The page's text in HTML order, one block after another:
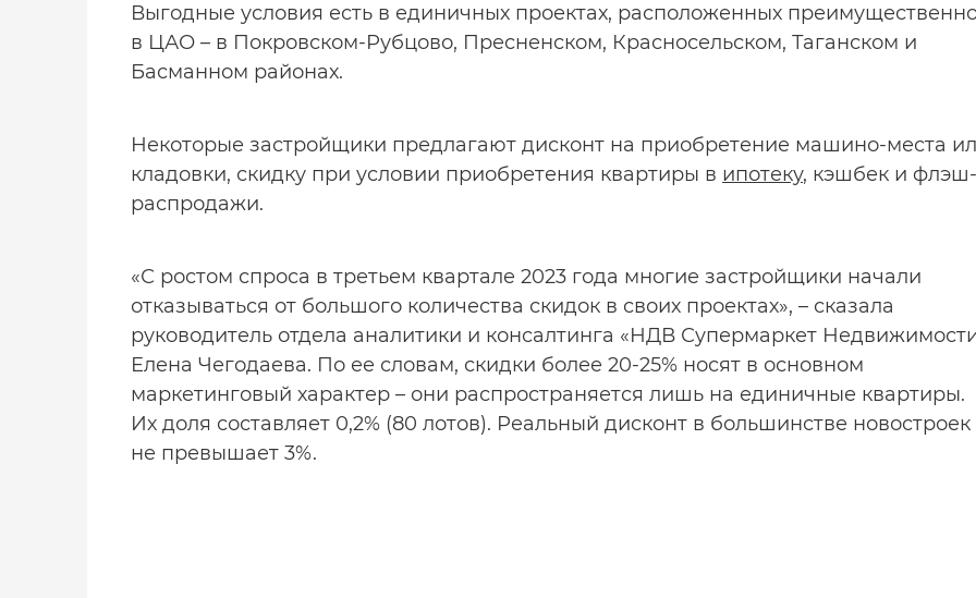
Выгодные условия есть в единичных проектах, расположенных
в ЦАО – в Покровском-Рубцово, Пресненском, Красносельском, Таганском и
Басманном районах.
Некоторые застройщики предлагают дисконт на приобретение машино-места
кладовки, скидку при условии приобретения квартиры в ипотеку, кэшбек и флэш-
распродажи.
«С ростом спроса в третьем квартале 2023 года многие застройщики начали
отказываться от большого количества скидок в своих проектах», – сказала
руководитель отдела аналитики и консалтинга «НДВ Супермаркет
Елена Чегодаева. По ее словам, скидки более 20-25% носят в основном
маркетинговый характер – они распространяется лишь на единичные квартиры.
Их доля составляет 0,2% (80 лотов). Реальный дисконт в большинстве новостроек
не превышает 3%.